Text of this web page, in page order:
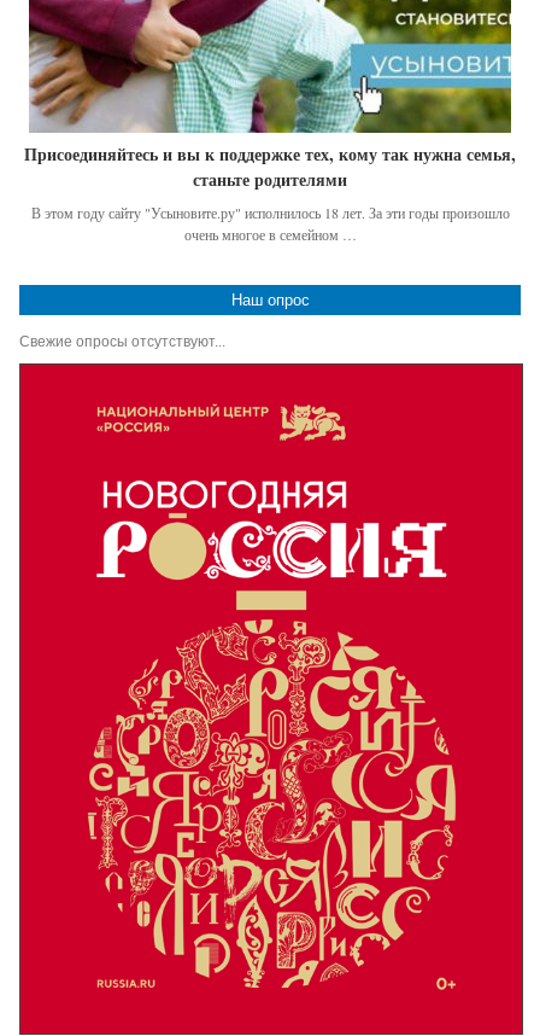
Присоединяйтесь и вы к поддержке тех, кому так нужна семья,
станьте родителями
В этом году сайту "Усыновите.ру" исполнилось 18 лет. За эти годы произошло
очень многое в семейном …
Наш опрос
Свежие опросы отсутствуют...